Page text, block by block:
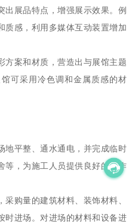
出展品特点，增强展示效果。例
质感，利用多媒体互动装置增加
方案和材质，营造出与展馆主题
可采用冷色调和金属质感的材
地平整、通水通电，并完成临时
等，为施工人员提供良好的工作
购量的建筑材料、装饰材料、
时进场。对进场的材料和设备进